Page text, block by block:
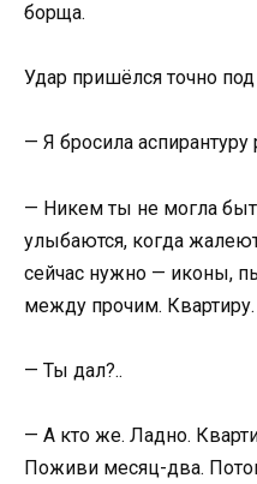
борща.
Удар пришёлся точно
— Я бросила
— Никем ты не могла
улыбаются, когда
сейчас нужно — иконы,
между прочим.
— Ты дал?..
— А кто же. Ладно.
Поживи месяц-два.